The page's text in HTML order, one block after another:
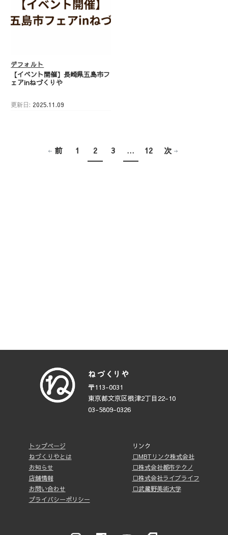
デフォルト
【イベント開催】長崎県五島市フ
ェアinねづくりや
更新日: 2025.11.09
前 固
1 固
ペ
2 固
3 … 固
12 次
〒113-0031
東京都文京区根津2丁目22-10
03-5809-0326
トップページ
ねづくりやとは
お知らせ
店舗情報
お問い合わせ
プライバシーポリシー
リンク
□MBTリンク株式会社
□株式会社都市テクノ
□株式会社ライブライフ
□武蔵野美術大学